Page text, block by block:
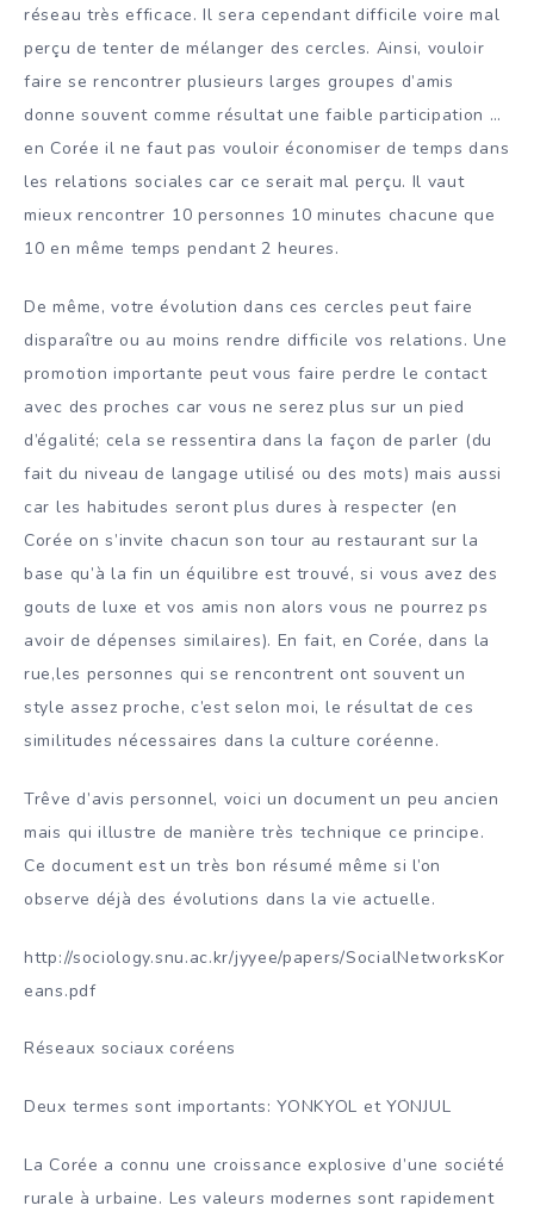
réseau très efficace. Il sera cependant difficile voire mal
perçu de tenter de mélanger des cercles. Ainsi, vouloir
faire se rencontrer plusieurs larges groupes d’amis
donne souvent comme résultat une faible participation …
en Corée il ne faut pas vouloir économiser de temps dans
les relations sociales car ce serait mal perçu. Il vaut
mieux rencontrer 10 personnes 10 minutes chacune que
10 en même temps pendant 2 heures.
De même, votre évolution dans ces cercles peut faire
disparaître ou au moins rendre difficile vos relations. Une
promotion importante peut vous faire perdre le contact
avec des proches car vous ne serez plus sur un pied
d’égalité; cela se ressentira dans la façon de parler (du
fait du niveau de langage utilisé ou des mots) mais aussi
car les habitudes seront plus dures à respecter (en
Corée on s’invite chacun son tour au restaurant sur la
base qu’à la fin un équilibre est trouvé, si vous avez des
gouts de luxe et vos amis non alors vous ne pourrez ps
avoir de dépenses similaires). En fait, en Corée, dans la
rue,les personnes qui se rencontrent ont souvent un
style assez proche, c’est selon moi, le résultat de ces
similitudes nécessaires dans la culture coréenne.
Trêve d’avis personnel, voici un document un peu ancien
mais qui illustre de manière très technique ce principe.
Ce document est un très bon résumé même si l’on
observe déjà des évolutions dans la vie actuelle.
http://sociology.snu.ac.kr/jyyee/papers/SocialNetworksKor
eans.pdf
Réseaux sociaux coréens
Deux termes sont importants: YONKYOL et YONJUL
La Corée a connu une croissance explosive d’une société
rurale à urbaine. Les valeurs modernes sont rapidement